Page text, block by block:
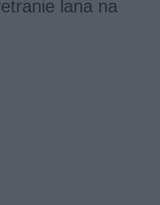
lana na